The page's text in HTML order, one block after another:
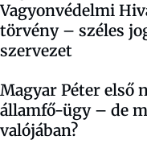
Vagyonvédelmi
törvény – széles
szervezet
Magyar Péter első
államfő-ügy – de
valójában?